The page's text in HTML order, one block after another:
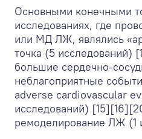
Основными конечными
исследованиях, где
или МД ЛЖ, являлись
точка (5 исследований)
большие сердечно-
неблагоприятные
adverse cardiovascular
исследований)
ремоделирование ЛЖ (1